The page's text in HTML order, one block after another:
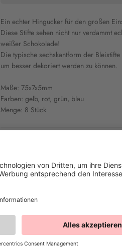
Ein echter Hingucker für den großen
Diese Stifte sehen nicht nur verdammt
weißer Schokolade!
Die typische sechskantform der
um besser dekoriert werden zu können.
Maße: 75x7x5mm
Farben: gelb, rot, grün, blau
Menge: 8 Stück